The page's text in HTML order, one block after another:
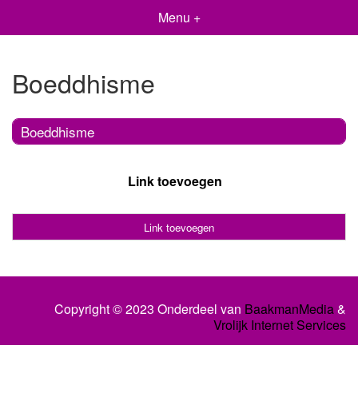
Menu +
Boeddhisme
Boeddhisme
Link toevoegen
Link toevoegen
Copyright © 2023 Onderdeel van BaakmanMedia&
Vrolijk Internet Services